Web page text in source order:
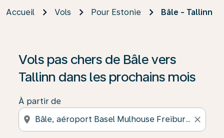
Accueil Vols Pour Estonie Bâle - Tallinn
Vols pas chers de Bâle vers
Tallinn dans les prochains mois
À partir de
location_on close
Si aucun résultat n’est disponible, cliquez sur «